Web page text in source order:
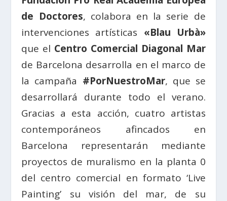
de Doctores, colabora en la serie de
intervenciones artísticas «Blau Urbà»
que el Centro Comercial Diagonal Mar
de Barcelona desarrolla en el marco de
la campaña #PorNuestroMar, que se
desarrollará durante todo el verano.
Gracias a esta acción, cuatro artistas
contemporáneos afincados en
Barcelona representarán mediante
proyectos de muralismo en la planta 0
del centro comercial en formato ‘Live
Painting’ su visión del mar, de su